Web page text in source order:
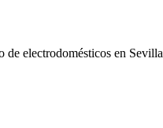
de electrodomésticos en Sevilla